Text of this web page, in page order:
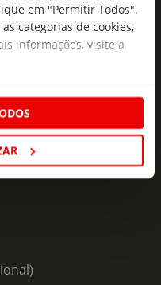
em "Permitir Todos".
categorias de cookies,
informações, visite a
exclusivas,